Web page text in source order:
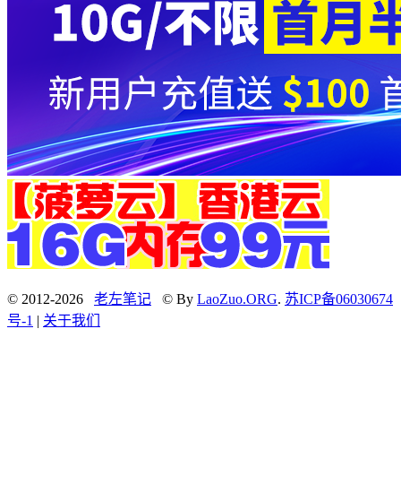
© 2012-2026 老左笔记 © By LaoZuo.ORG. 苏ICP备06030674
号-1 | 关于我们